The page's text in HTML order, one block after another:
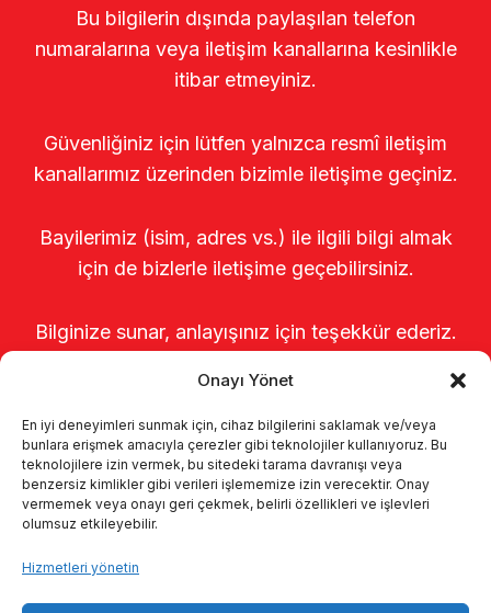
Onayı Yönet
En iyi deneyimleri sunmak için, cihaz bilgilerini saklamak ve/veya
bunlara erişmek amacıyla çerezler gibi teknolojiler kullanıyoruz. Bu
teknolojilere izin vermek, bu sitedeki tarama davranışı veya
benzersiz kimlikler gibi verileri işlememize izin verecektir. Onay
vermemek veya onayı geri çekmek, belirli özellikleri ve işlevleri
olumsuz etkileyebilir.
Hizmetleri yönetin
Bu bilgilerin dışında paylaşılan telefon
numaralarına veya iletişim kanallarına kesinlikle
itibar etmeyiniz.
Güvenliğiniz için lütfen yalnızca resmî iletişim
kanallarımız üzerinden bizimle iletişime geçiniz.
Bayilerimiz (isim, adres vs.) ile ilgili bilgi almak
için de bizlerle iletişime geçebilirsiniz.
Bilginize sunar, anlayışınız için teşekkür ederiz.